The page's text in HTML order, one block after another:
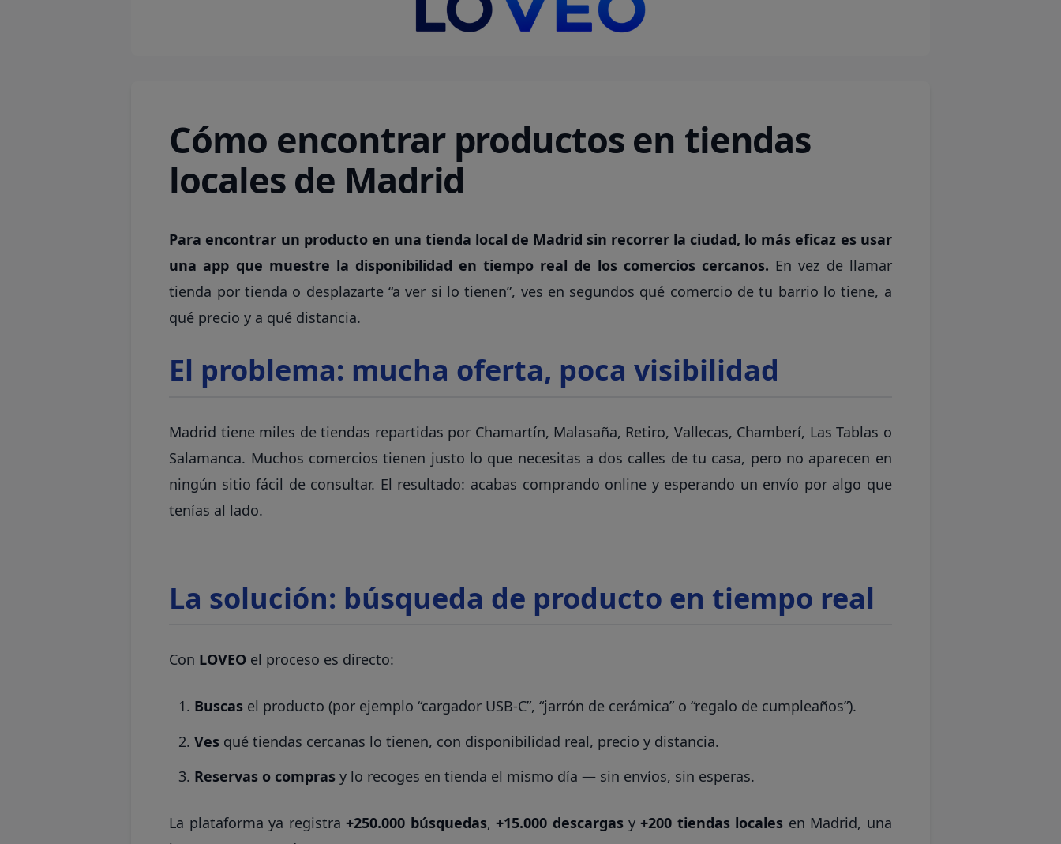
Cómo encontrar productos en tiendas
locales de Madrid
Para encontrar un producto en una tienda local de Madrid sin recorrer la ciudad, lo más eficaz es usar
una app que muestre la disponibilidad en tiempo real de los comercios cercanos. En vez de llamar
tienda por tienda o desplazarte “a ver si lo tienen”, ves en segundos qué comercio de tu barrio lo tiene, a
qué precio y a qué distancia.
El problema: mucha oferta, poca visibilidad
Madrid tiene miles de tiendas repartidas por Chamartín, Malasaña, Retiro, Vallecas, Chamberí, Las Tablas o
Salamanca. Muchos comercios tienen justo lo que necesitas a dos calles de tu casa, pero no aparecen en
ningún sitio fácil de consultar. El resultado: acabas comprando online y esperando un envío por algo que
tenías al lado.
La solución: búsqueda de producto en tiempo real
Con LOVEO el proceso es directo:
Buscasel producto (por ejemplo “cargador USB-C”, “jarrón de cerámica” o “regalo de cumpleaños”).
Vesqué tiendas cercanas lo tienen, con disponibilidad real, precio y distancia.
Reservas o comprasy lo recoges en tienda el mismo día — sin envíos, sin esperas.
La plataforma ya registra+250.000 búsquedas,+15.000 descargasy+200 tiendas locales en Madrid, una